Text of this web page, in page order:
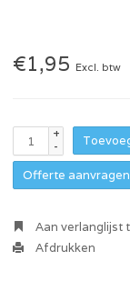
€1,95 Excl. btw
+
-
Offerte
Aan verlanglijst
Afdrukken